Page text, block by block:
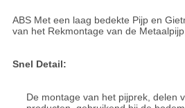
ABS Met een laag bedekte Pijp en
van het Rekmontage van de
Snel Detail:
De montage van het pijprek, delen